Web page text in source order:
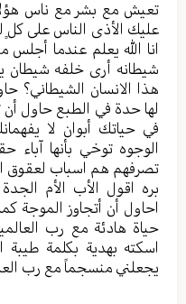
تعيش مع بشر مع ناس
عليك الأذى الناس على كلٍ
انا الله يعلم عندما
شيطانه أرى خلفه شيطان
هذا الانسان الشيطاني؟
لها حدة في الطبع حاول أن
في حياتك أبوان لا
الوجوه توخي بأنها آباء
تصرفهم هم اسباب لعقوق
بره اقول الأب الأم
احاول أن أتجاوز الموجة
حياة هادئة مع رب
اسكته بهدية بكلمة
يجعلني منسجماً مع رب